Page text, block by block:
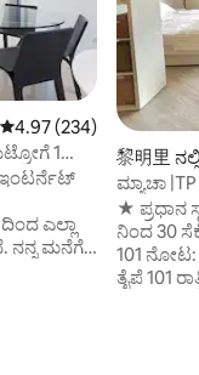
5 ರಲ್ಲಿ 4.97 ಸರಾಸರಿ
4.97 (234)
1
ಎಲ್ಲಾ
ನನ್ನ ಮನೆಗೆ
黎明里
ಮ್ಯಾಚಾ
6pp | 101
★ ಪ್ರಧಾನ
ನಿಂದ 30
101
ತೈಪೆ 101